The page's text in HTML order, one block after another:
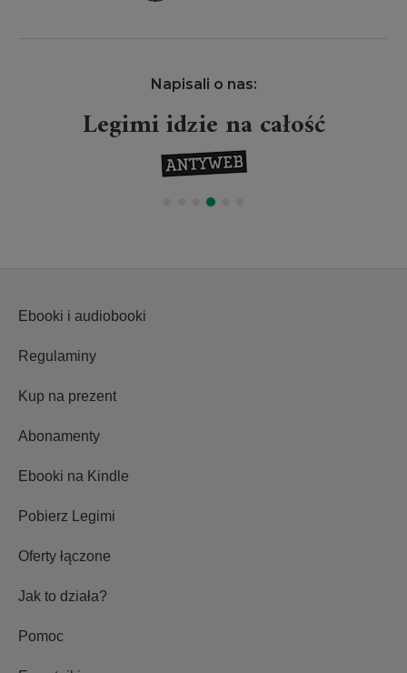
Napisali o nas:
Legimi idzie na całość
Ebooki i audiobooki
Regulaminy
Kup na prezent
Abonamenty
Ebooki na Kindle
Pobierz Legimi
Oferty łączone
Jak to działa?
Pomoc